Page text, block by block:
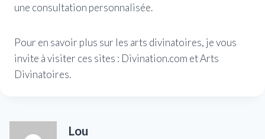
une consultation personnalisée.
Pour en savoir plus sur les arts divinatoires, je vous
invite à visiter ces sites : Divination.com et Arts
Divinatoires.
Lou